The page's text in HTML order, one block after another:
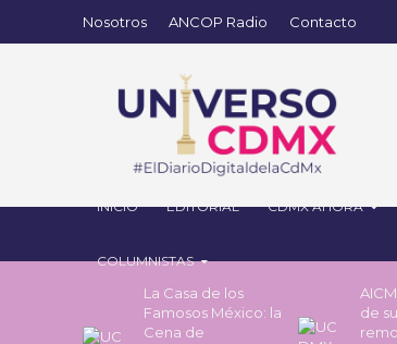
Nosotros ANCOP Radio Contacto
INICIO EDITORIAL CDMX AHORA
COLUMNISTAS
La Casa de los
Famosos México: la
Cena de
de su